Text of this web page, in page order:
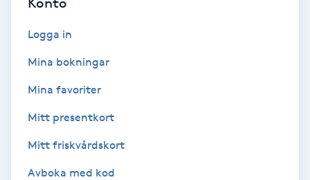
Dermapen
Logga in
Mina bokningar
Mina favoriter
Mitt presentkort
Mitt friskvårdskort
Avboka med kod